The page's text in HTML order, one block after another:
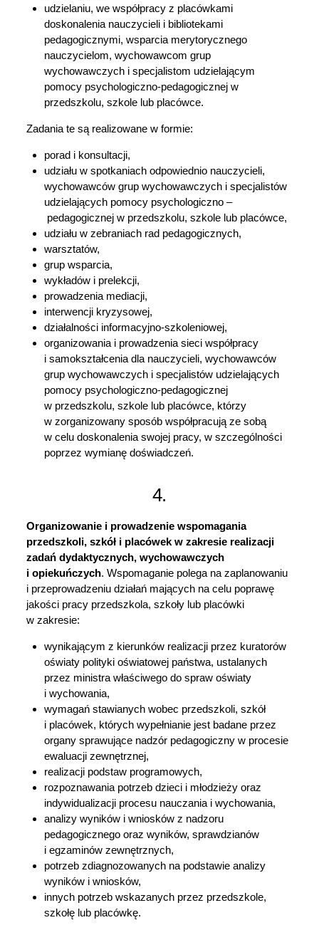
udzielaniu, we współpracy z placówkami
doskonalenia nauczycieli i bibliotekami
pedagogicznymi, wsparcia merytorycznego
nauczycielom, wychowawcom grup
wychowawczych i specjalistom udzielającym
pomocy psychologiczno-pedagogicznej w
przedszkolu, szkole lub placówce.
Zadania te są realizowane w formie:
porad i konsultacji,
udziału w spotkaniach odpowiednio nauczycieli,
wychowawców grup wychowawczych i specjalistów
udzielających pomocy psychologiczno –
pedagogicznej w przedszkolu, szkole lub placówce,
udziału w zebraniach rad pedagogicznych,
warsztatów,
grup wsparcia,
wykładów i prelekcji,
prowadzenia mediacji,
interwencji kryzysowej,
działalności informacyjno-szkoleniowej,
organizowania i prowadzenia sieci współpracy
i samokształcenia dla nauczycieli, wychowawców
grup wychowawczych i specjalistów udzielających
pomocy psychologiczno-pedagogicznej
w przedszkolu, szkole lub placówce, którzy
w zorganizowany sposób współpracują ze sobą
w celu doskonalenia swojej pracy, w szczególności
poprzez wymianę doświadczeń.
4.
Organizowanie i prowadzenie wspomagania
przedszkoli, szkół i placówek w zakresie realizacji
zadań dydaktycznych, wychowawczych
i opiekuńczych. Wspomaganie polega na zaplanowaniu
i przeprowadzeniu działań mających na celu poprawę
jakości pracy przedszkola, szkoły lub placówki
w zakresie:
wynikającym z kierunków realizacji przez kuratorów
oświaty polityki oświatowej państwa, ustalanych
przez ministra właściwego do spraw oświaty
i wychowania,
wymagań stawianych wobec przedszkoli, szkół
i placówek, których wypełnianie jest badane przez
organy sprawujące nadzór pedagogiczny w procesie
ewaluacji zewnętrznej,
realizacji podstaw programowych,
rozpoznawania potrzeb dzieci i młodzieży oraz
indywidualizacji procesu nauczania i wychowania,
analizy wyników i wniosków z nadzoru
pedagogicznego oraz wyników, sprawdzianów
i egzaminów zewnętrznych,
potrzeb zdiagnozowanych na podstawie analizy
wyników i wniosków,
innych potrzeb wskazanych przez przedszkole,
szkołę lub placówkę.